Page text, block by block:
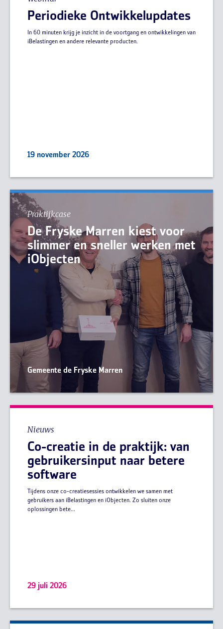
Periodieke Ontwikkelupdates
In 60 minuten krijg je inzicht in de voortgang en ontwikkelingen van
iBelastingen en andere relevante producten.
19 november 2026
Praktijkcase
De Fryske Marren kiest voor
slimmer en sneller werken met
iObjecten
Gemeente de Fryske Marren
Nieuws
Co-creatie in de praktijk: van
gebruikersinput naar betere
software
Tijdens onze co-creatiesessies ontwikkelen we samen met
gebruikers aan iBelastingen en iObjecten. Zo sluiten onze
oplossingen bete...
29 juli 2026